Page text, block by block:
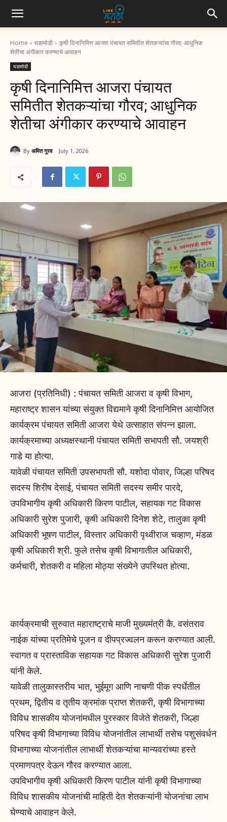
Home घडामोडी
कृषी दिनानिमित्त आजरा पंचायत समितीत शेतकऱ्यांचा गौरव; आधुनिक
शेतीचा अंगीकार करण्याचे आवाहन
घडामोडी
कृषी दिनानिमित्त आजरा पंचायत
समितीत शेतकऱ्यांचा गौरव; आधुनिक
शेतीचा अंगीकार करण्याचे आवाहन
By अमित गुरव July 1, 2026
आजरा (प्रतिनिधी) : पंचायत समिती आजरा व कृषी विभाग,
महाराष्ट्र शासन यांच्या संयुक्त विद्यमाने कृषी दिनानिमित्त आयोजित
कार्यक्रम पंचायत समिती आजरा येथे उत्साहात संपन्न झाला.
कार्यक्रमाच्या अध्यक्षस्थानी पंचायत समिती सभापती सौ. जयश्री
गाडे या होत्या.
यावेळी पंचायत समिती उपसभापती सौ. यशोदा पोवार, जिल्हा परिषद
सदस्य शिरीष देसाई, पंचायत समिती सदस्य समीर पारदे,
उपविभागीय कृषी अधिकारी किरण पाटील, सहायक गट विकास
अधिकारी सुरेश पुजारी, कृषी अधिकारी दिनेश शेटे, तालुका कृषी
अधिकारी भूषण पाटील, विस्तार अधिकारी पृथ्वीराज चव्हाण, मंडळ
कृषी अधिकारी श्री. फुले तसेच कृषी विभागातील अधिकारी,
कर्मचारी, शेतकरी व महिला मोठ्या संख्येने उपस्थित होत्या.
कार्यक्रमाची सुरुवात महाराष्ट्राचे माजी मुख्यमंत्री कै. वसंतराव
नाईक यांच्या प्रतिमेचे पूजन व दीपप्रज्वलन करून करण्यात आली.
स्वागत व प्रास्ताविक सहायक गट विकास अधिकारी सुरेश पुजारी
यांनी केले.
यावेळी तालुकास्तरीय भात, भुईमूग आणि नाचणी पीक स्पर्धेतील
प्रथम, द्वितीय व तृतीय क्रमांक प्राप्त शेतकरी, कृषी विभागाच्या
विविध शासकीय योजनांमधील पुरस्कार विजेते शेतकरी, जिल्हा
परिषद कृषी विभागाच्या विविध योजनांतील लाभार्थी तसेच पशुसंवर्धन
विभागाच्या योजनांतील लाभार्थी शेतकऱ्यांचा मान्यवरांच्या हस्ते
प्रमाणपत्र देऊन गौरव करण्यात आला.
उपविभागीय कृषी अधिकारी किरण पाटील यांनी कृषी विभागाच्या
विविध शासकीय योजनांची माहिती देत शेतकऱ्यांनी योजनांचा लाभ
घेण्याचे आवाहन केले.